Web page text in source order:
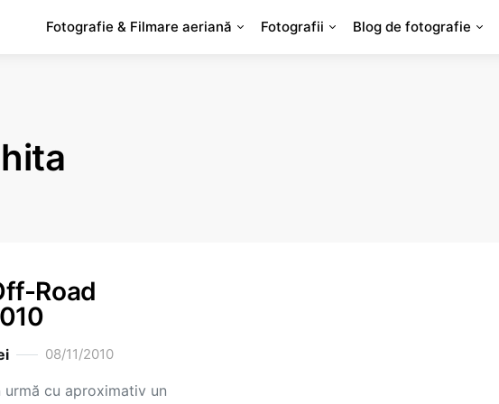
Fotografie & Filmare aeriană Fotografii Blog de fotografie
Road
08/11/2010
cu aproximativ un